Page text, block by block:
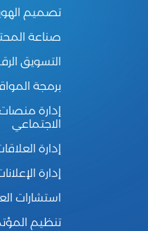
تصميم
صناعة
التسويق
برمجة
إدارة
الاجتماعي
إدارة
إدارة
استشارات
تنظيم